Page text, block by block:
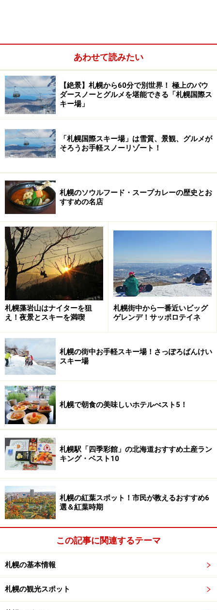
それならお気に入りウェスタンシネマのキャラでブッチ
ゴとかホセなんていうのも悪くないかな……
乗馬ブーツにウェスタンハットをかぶり、早くも西部劇
の世界に入り込んでいきます。
ゲストハウスは西部劇の世界そのもの
乗馬を楽しみながら健康に！
ー、アイカさんにも取材に同行いただきました。アイカ
さんは「自らの声で体を癒やす心音療法」を実践するサ
ウンドセラピストとして世界的に活躍されており、乗馬
を利用した健康法「ホースセラピー」を国内に広める取
り組みもされています。
乗馬を楽しみながら健康にも役立つ……。こんな一石二鳥
のアウトドアは、ストレス解消には持ってこい！ですよ
ね。
ホースセラピーに取り組むアイカさん
（注） ホースセラピーとは
欧米で行われている動物介在療法の一つ。馬とふれあ
い、馬に乗ることによって従来のリハビリテーションで
は得られない疾患の改善に効果があると言われていま
――――＞最初は乗馬の基礎練習から！
あわせて読みたい
【絶景】札幌から60分で別世界！ 極上のパウ
ダースノーとグルメを堪能できる「札幌国際ス
キー場」
「札幌国際スキー場」は雪質、景観、グルメが
そろうお手軽スノーリゾート！
札幌のソウルフード・スープカレーの歴史とお
すすめの名店
札幌藻岩山はナイターを狙
え！夜景とスキーを満喫
札幌街中から一番近いビッグ
ゲレンデ！サッポロテイネ
札幌の街中お手軽スキー場！さっぽろばんけい
スキー場
札幌で朝食の美味しいホテルべスト5！
札幌駅「四季彩館」の北海道おすすめ土産ラン
キング・ベスト10
札幌の紅葉スポット！市民が教えるおすすめ6
選＆紅葉時期
この記事に関連するテーマ
札幌の基本情報
札幌の観光スポット